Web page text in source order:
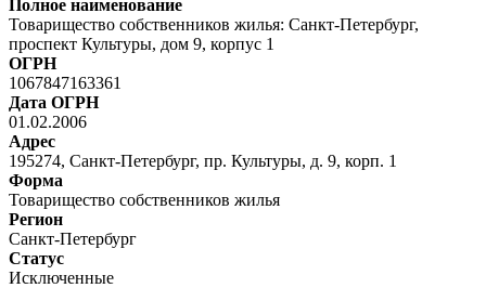
Полное наименование
Товарищество собственников жилья: Санкт-Петербург,
проспект Культуры, дом 9, корпус 1
ОГРН
1067847163361
Дата ОГРН
01.02.2006
Адрес
195274, Санкт-Петербург, пр. Культуры, д. 9, корп. 1
Форма
Товарищество собственников жилья
Регион
Санкт-Петербург
Статус
Исключенные